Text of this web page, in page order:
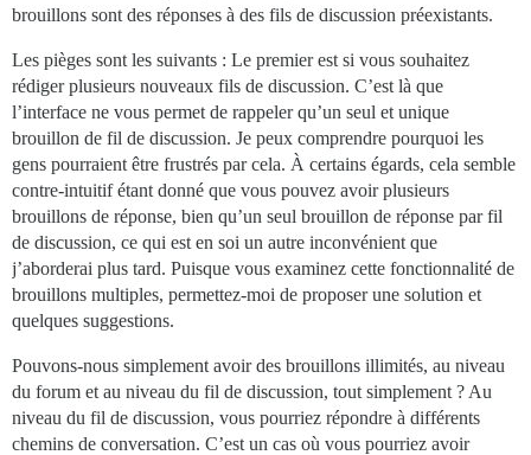
brouillons sont des réponses à des fils de discussion préexistants.
Les pièges sont les suivants : Le premier est si vous souhaitez
rédiger plusieurs nouveaux fils de discussion. C’est là que
l’interface ne vous permet de rappeler qu’un seul et unique
brouillon de fil de discussion. Je peux comprendre pourquoi les
gens pourraient être frustrés par cela. À certains égards, cela semble
contre-intuitif étant donné que vous pouvez avoir plusieurs
brouillons de réponse, bien qu’un seul brouillon de réponse par fil
de discussion, ce qui est en soi un autre inconvénient que
j’aborderai plus tard. Puisque vous examinez cette fonctionnalité de
brouillons multiples, permettez-moi de proposer une solution et
quelques suggestions.
Pouvons-nous simplement avoir des brouillons illimités, au niveau
du forum et au niveau du fil de discussion, tout simplement ? Au
niveau du fil de discussion, vous pourriez répondre à différents
chemins de conversation. C’est un cas où vous pourriez avoir